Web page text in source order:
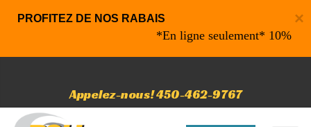
×
PROFITEZ DE NOS RABAIS
*En ligne seulement* 10% de
Appelez-nous! 450-462-9767